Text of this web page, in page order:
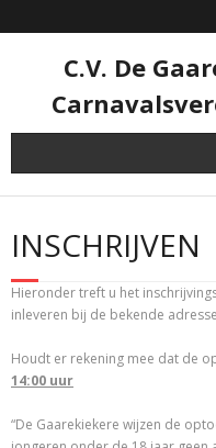
naar
C.V. De
INSCHRIJVEN
Hieronder treft u het
inleveren bij de bekende
Houdt er rekening mee dat de
14:00 uur
“De Gaarekiekere wijzen de